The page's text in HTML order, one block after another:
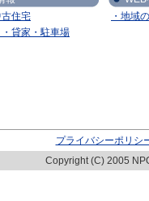
古住宅
・貸家・駐車場
・地域
プライバシーポリシ
Copyright (C) 2005